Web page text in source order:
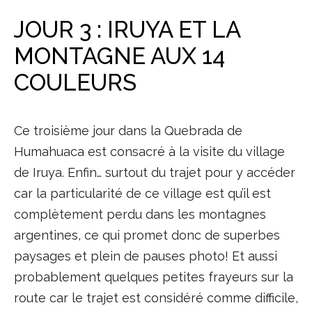
JOUR 3 : IRUYA ET LA
MONTAGNE AUX 14
COULEURS
Ce troisième jour dans la Quebrada de
Humahuaca est consacré à la visite du village
de Iruya. Enfin… surtout du trajet pour y accéder
car la particularité de ce village est qu’il est
complètement perdu dans les montagnes
argentines, ce qui promet donc de superbes
paysages et plein de pauses photo! Et aussi
probablement quelques petites frayeurs sur la
route car le trajet est considéré comme difficile,